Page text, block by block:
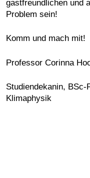
gastfreundlichen und
Problem sein!
Komm und mach mit!
Professor Corinna
Studiendekanin, BSc-
Klimaphysik